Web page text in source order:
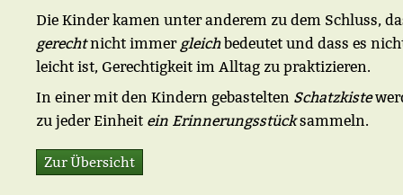
Die Kinder kamen unter anderem zu dem Schluss,
gerechtnicht immer gleichbedeutet und dass es
leicht ist, Gerechtigkeit im Alltag zu praktizieren.
In einer mit den Kindern gebastelten Schatzkiste
zu jeder Einheit ein Erinnerungsstücksammeln.
Zur Übersicht